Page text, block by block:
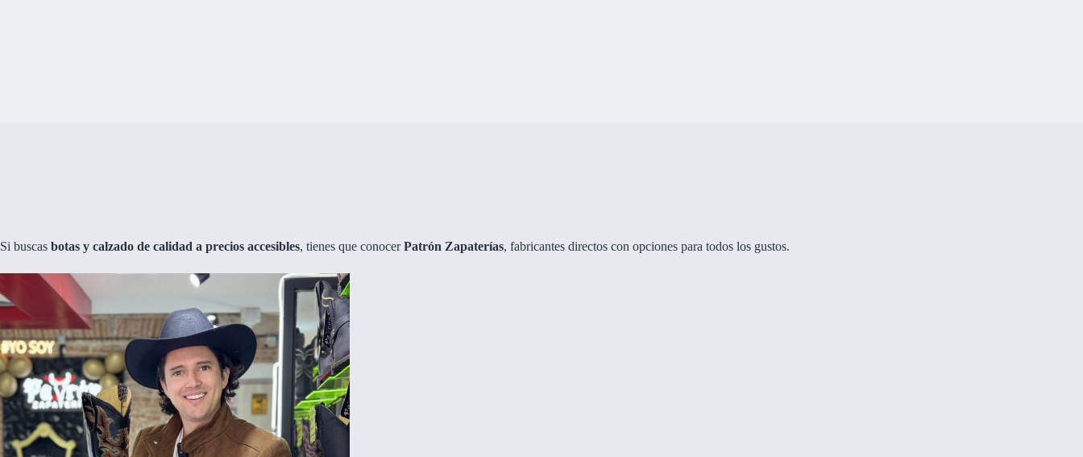
Si buscas botas y calzado de calidad a precios accesibles, tienes que conocerPatrón Zapaterías, fabricantes directos con opciones para todos los gustos.